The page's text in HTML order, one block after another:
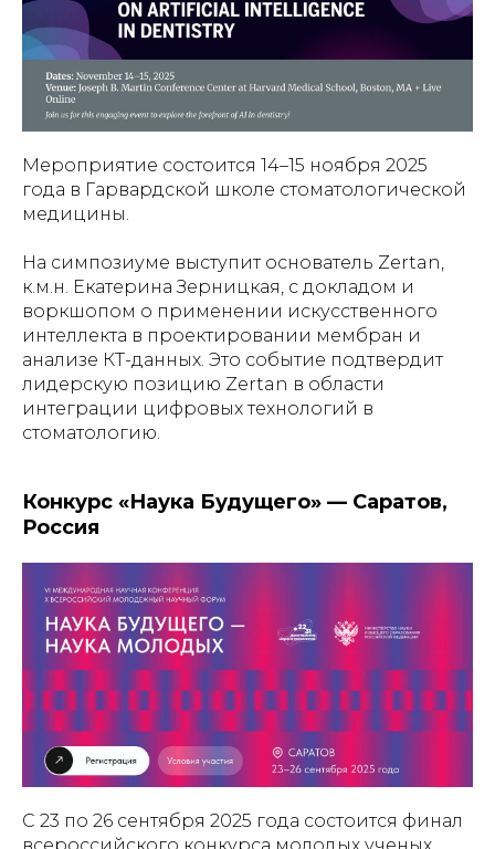
Мероприятие состоится 14–15 ноября 2025
года в Гарвардской школе стоматологической
медицины.
На симпозиуме выступит основатель Zertan,
к.м.н. Екатерина Зерницкая, с докладом и
воркшопом о применении искусственного
интеллекта в проектировании мембран и
анализе КТ-данных. Это событие подтвердит
лидерскую позицию Zertan в области
интеграции цифровых технологий в
стоматологию.
Конкурс «Наука Будущего» — Саратов,
Россия
С 23 по 26 сентября 2025 года состоится финал
всероссийского конкурса молодых ученых